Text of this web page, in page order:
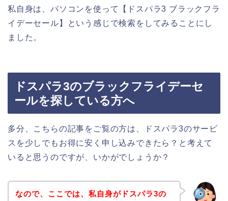
私自身は、パソコンを使って【ドスパラ3 ブラックフラ
イデーセール】という感じで検索をしてみることにし
ました。
ドスパラ3のブラックフライデーセ
ールを探している方へ
多分、こちらの記事をご覧の方は、ドスパラ3のサービ
スを少しでもお得に安く申し込みできたら？と考えて
いると思うのですが、いかがでしょうか？
なので、ここでは、私自身がドスパラ3の